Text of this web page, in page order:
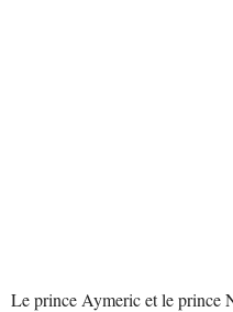
Le prince Aymeric et le prince